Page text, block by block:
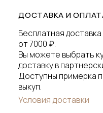
ДОСТАВКА И
Бесплатная
от 7000 ₽.
Вы можете выбрать
доставку в
Доступны примерка
выкуп.
Условия доставки